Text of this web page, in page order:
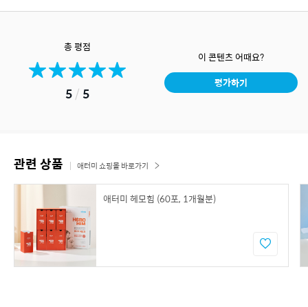
총 평점
5/ 5
이 콘텐츠 어때요?
평가하기
관련 상품 애터미 쇼핑몰 바로가기
애터미 헤모힘 (60포, 1개월분)